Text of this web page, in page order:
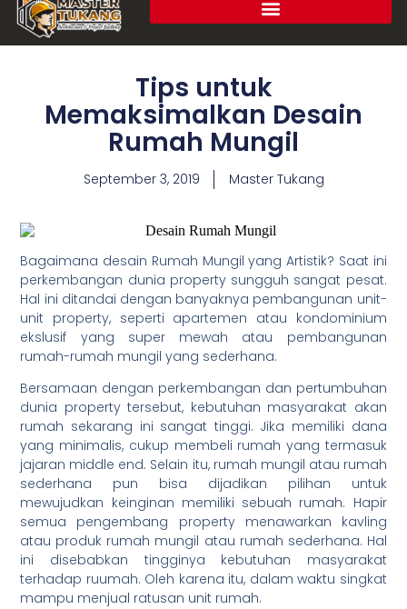
Tips untuk
Memaksimalkan Desain
Rumah Mungil
September 3, 2019 Master Tukang
Bagaimana desain Rumah Mungil yang Artistik? Saat ini
perkembangan dunia property sungguh sangat pesat.
Hal ini ditandai dengan banyaknya pembangunan unit-
unit property, seperti apartemen atau kondominium
ekslusif yang super mewah atau pembangunan
rumah-rumah mungil yang sederhana.
Bersamaan dengan perkembangan dan pertumbuhan
dunia property tersebut, kebutuhan masyarakat akan
rumah sekarang ini sangat tinggi. Jika memiliki dana
yang minimalis, cukup membeli rumah yang termasuk
jajaran middle end. Selain itu, rumah mungil atau rumah
sederhana pun bisa dijadikan pilihan untuk
mewujudkan keinginan memiliki sebuah rumah. Hapir
semua pengembang property menawarkan kavling
atau produk rumah mungil atau rumah sederhana. Hal
ini disebabkan tingginya kebutuhan masyarakat
terhadap ruumah. Oleh karena itu, dalam waktu singkat
mampu menjual ratusan unit rumah.